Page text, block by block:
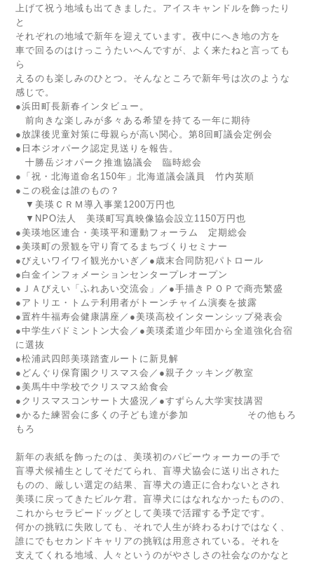
上げて祝う地域も出てきました。アイスキャンドルを飾ったり
と
それぞれの地域で新年を迎えています。夜中にへき地の方を
車で回るのはけっこうたいへんですが、よく来たねと言っても
ら
えるのも楽しみのひとつ。そんなところで新年号は次のような
感じで。
●浜田町長新春インタビュー。
前向きな楽しみが多々ある希望を持てる一年に期待
●放課後児童対策に母親らが高い関心。第8回町議会定例会
●日本ジオパーク認定見送りを報告。
十勝岳ジオパーク推進協議会 臨時総会
●「祝・北海道命名150年」北海道議会議員 竹内英順
●この税金は誰のもの？
▼美瑛ＣＲＭ導入事業1200万円也
▼NPO法人 美瑛町写真映像協会設立1150万円也
●美瑛地区連合・美瑛平和運動フォーラム 定期総会
●美瑛町の景観を守り育てるまちづくりセミナー
●びえいワイワイ観光かいぎ／●歳末合同防犯パトロール
●白金インフォメーションセンタープレオープン
●ＪＡびえい「ふれあい交流会」／●手描きＰＯＰで商売繁盛
●アトリエ・トムテ利用者がトーンチャイム演奏を披露
●置杵牛福寿会健康講座／●美瑛高校インターンシップ発表会
●中学生バドミントン大会／●美瑛柔道少年団から全道強化合宿
に選抜
●松浦武四郎美瑛踏査ルートに新見解
●どんぐり保育園クリスマス会／●親子クッキング教室
●美馬牛中学校でクリスマス給食会
●クリスマスコンサート大盛況／●すずらん大学実技講習
●かるた練習会に多くの子ども達が参加 その他もろ
もろ
新年の表紙を飾ったのは、美瑛初のパピーウォーカーの手で
盲導犬候補生としてそだてられ、盲導犬協会に送り出された
ものの、厳しい選定の結果、盲導犬の適正に合わないとされ
美瑛に戻ってきたビルケ君。盲導犬にはなれなかったものの、
これからセラピードッグとして美瑛で活躍する予定です。
何かの挑戦に失敗しても、それで人生が終わるわけではなく、
誰にでもセカンドキャリアの挑戦は用意されている。それを
支えてくれる地域、人々というのがやさしさの社会なのかなと